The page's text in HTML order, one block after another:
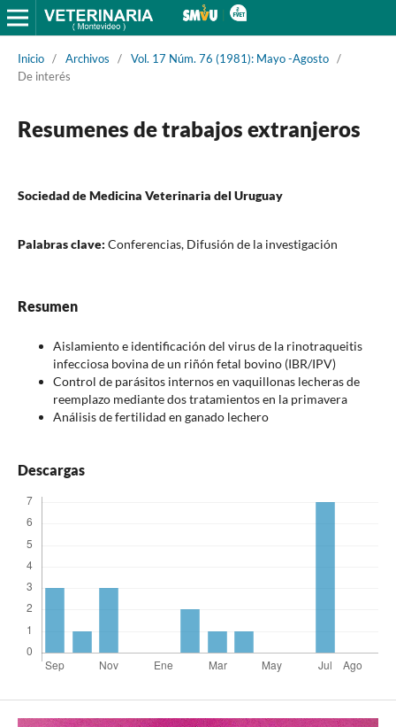
Inicio / Archivos / Vol. 17 Núm. 76 (1981): Mayo -Agosto /
De interés
Resumenes de trabajos extranjeros
Sociedad de Medicina Veterinaria del Uruguay
Palabras clave: Conferencias, Difusión de la investigación
Resumen
Aislamiento e identificación del virus de la rinotraqueitis
infecciosa bovina de un riñón fetal bovino (IBR/IPV)
Control de parásitos internos en vaquillonas lecheras de
reemplazo mediante dos tratamientos en la primavera
Análisis de fertilidad en ganado lechero
Descargas